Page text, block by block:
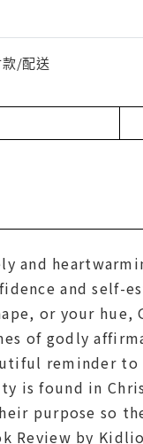
/配送
and
and self-
or your hue,
of godly
reminder
is found in
purpose so
by